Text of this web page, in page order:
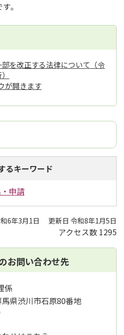
。
を改正する法律について（令
るキーワード
申請
6年3月1日 更新日 令和8年1月5日
アクセス数 1295
お問い合わせ先
係
県渋川市石原80番地